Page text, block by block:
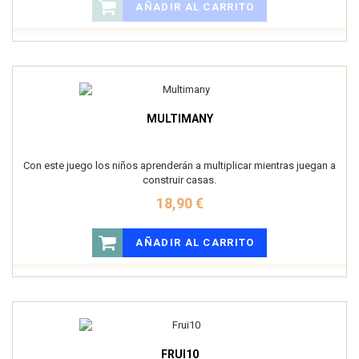
AÑADIR AL CARRITO
MULTIMANY
Con este juego los niños aprenderán a multiplicar mientras juegan a
construir casas.
18,90 €
AÑADIR AL CARRITO
FRUI10